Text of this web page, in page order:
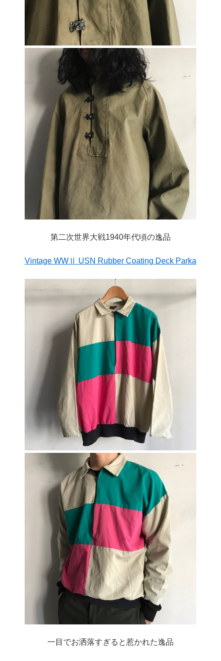
第二次世界大戦1940年代頃の逸品
Vintage WWⅡ USN Rubber Coating Deck Parka
一目でお洒落すぎると惹かれた逸品